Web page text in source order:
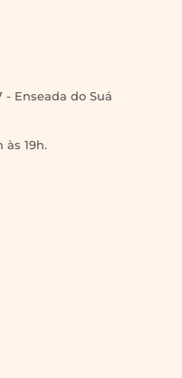
- Enseada do Suá
às 19h.